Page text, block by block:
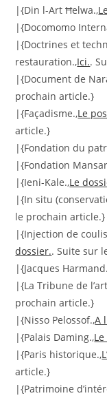
|{Din l-Art Ħelwa.,
|{Docomomo
|{Doctrines et
restauration.,Ici..
|{Document de
prochain article.}
|{Façadisme.,Le
article.}
|{Fondation du
|{Fondation
|{Ieni-Kale.,Le
|{In situ
le prochain article.}
|{Injection de
dossier.. Suite sur
|{Jacques
|{La Tribune de
prochain article.}
|{Nisso Pelossof.,A
|{Palais Daming.,
|{Paris historique.,
article.}
|{Patrimoine